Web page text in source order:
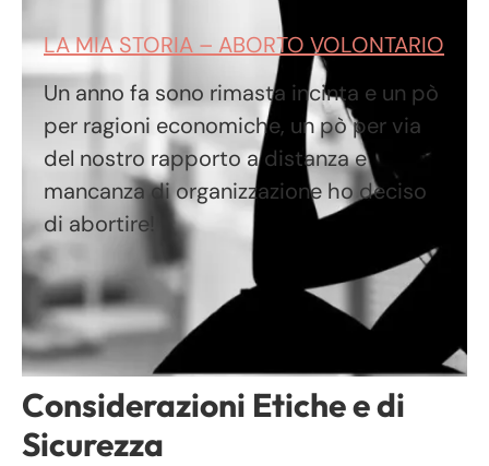
LA MIA STORIA – ABORTO VOLONTARIO
Un anno fa sono rimasta incinta e un pò
per ragioni economiche, un pò per via
del nostro rapporto a distanza e
mancanza di organizzazione ho deciso
di abortire!
Considerazioni Etiche e di
Sicurezza